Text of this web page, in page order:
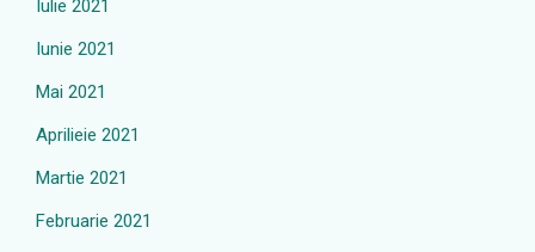
Iulie 2021
Iunie 2021
Mai 2021
Aprilieie 2021
Martie 2021
Februarie 2021